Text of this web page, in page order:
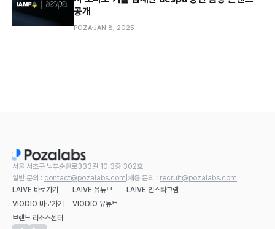
공개
POZAJAN 8, 2025
서울 서초구 남부순환로333길 10 3층 302호
일반 문의 : contact@pozalabs.com 채용 문의 : recruit@pozalabs.com
LAIVE 바로가기
LAIVE 유튜브
LAIVE 인스타그램
VIODIO 바로가기
VIODIO 유튜브
브랜드 리소스센터